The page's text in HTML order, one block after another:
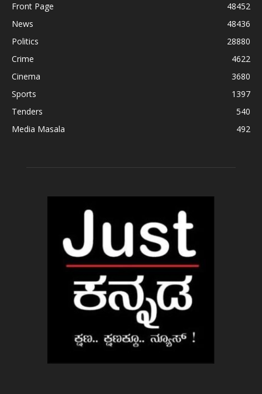
Front Page
48452
News
48436
Politics
28880
Crime
4622
Cinema
3680
Sports
1397
Tenders
540
Media Masala
492